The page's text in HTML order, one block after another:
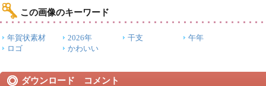
この画像のキーワード
年賀状素材 2026年 干支
午年
ロゴ
かわいい
ダウンロード コメント